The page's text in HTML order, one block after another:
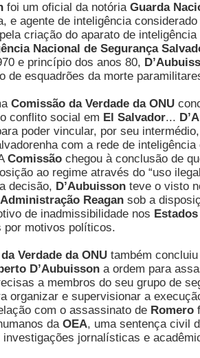
foi um oficial da notória Guarda
e agente de inteligência
criação do aparato de
Nacional de Segurança
e princípio dos anos 80,
de esquadrões da morte
Comissão da Verdade da ONU
conflito social em El Salvador...
poder vincular, por seu
com a rede de
Comissãochegou à conclusão de
ao regime através do “uso
decisão, D’Aubuissonteve o visto
Administração Reagansob a
de inadmissibilidade nos
por motivos políticos.
Verdade da ONUtambém concluiu
D’Aubuissona ordem para
a membros do seu grupo de
organizar e supervisionar a
com o assassinato de Romero
da OEA, uma sentença civil
investigações jornalísticas e